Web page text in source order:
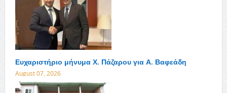
Ευχαριστήριο μήνυμα Χ. Πάζαρου για Α. Βαφεάδη
August 07, 2026